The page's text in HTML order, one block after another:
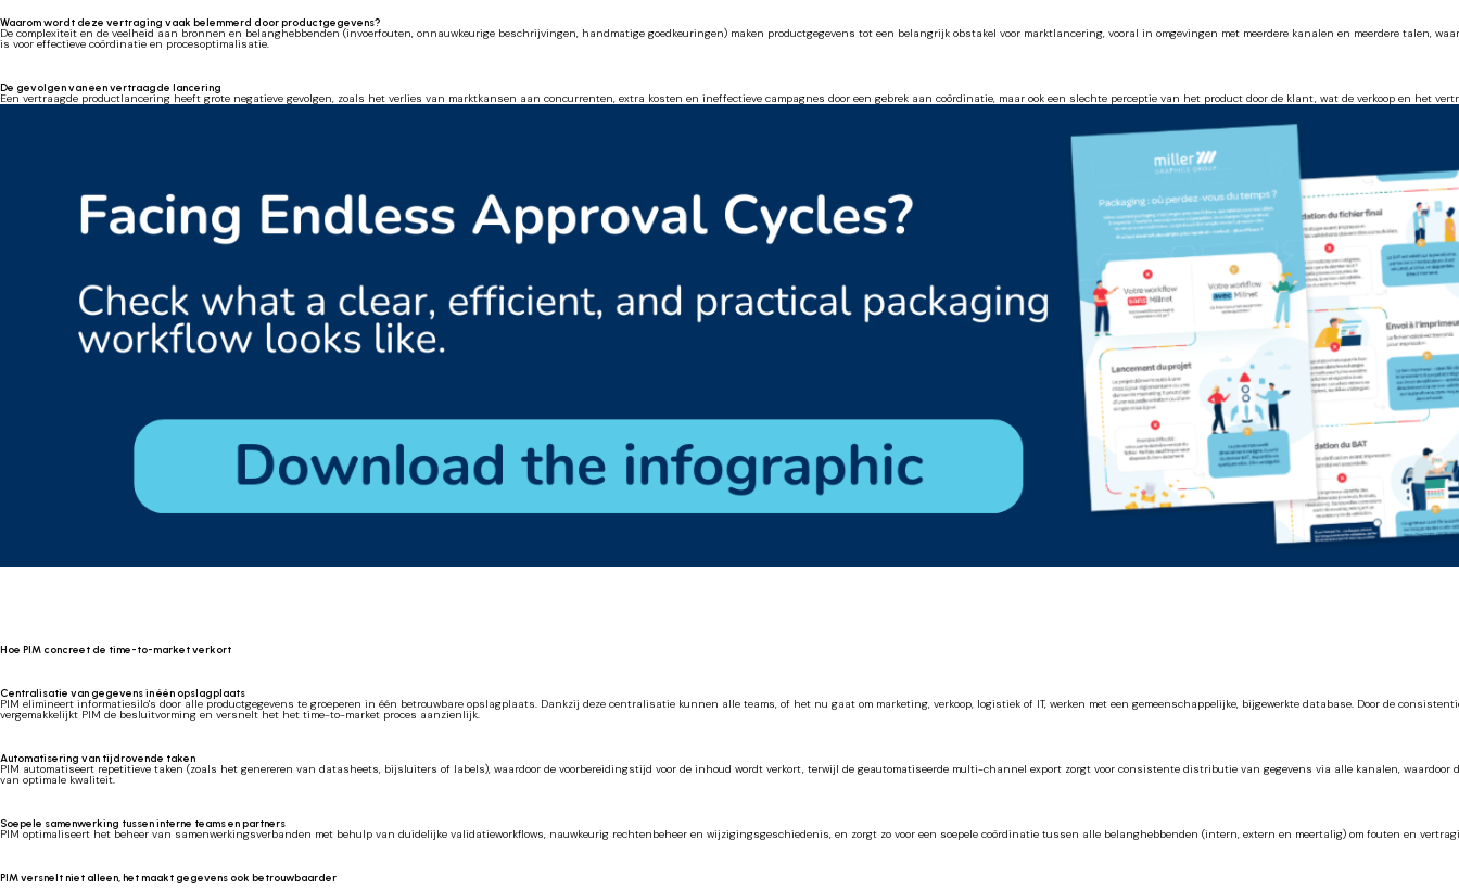
Waarom wordt deze vertraging vaak belemmerd door productgegevens?
De complexiteit en de veelheid aan bronnen en belanghebbenden (invoerfouten, onnauwkeurige beschrijvingen, handmatige goedkeuringen) maken productgegevens tot een belangrijk obstakel voor marktlancering, vooral in omgevingen met meerdere kanalen en meerdere talen,
is voor effectieve coördinatie en procesoptimalisatie.
De gevolgen van een vertraagde lancering
Een vertraagde productlancering heeft grote negatieve gevolgen, zoals het verlies van marktkansen aan concurrenten, extra kosten en ineffectieve campagnes door een gebrek aan coördinatie, maar ook een slechte perceptie van het product door de klant, wat de verkoop en het
Hoe PIM concreet de time-to-market verkort
Centralisatie van gegevens in één opslagplaats
PIM elimineert informatiesilo's door alle productgegevens te groeperen in één betrouwbare opslagplaats. Dankzij deze centralisatie kunnen alle teams, of het nu gaat om marketing, verkoop, logistiek of IT, werken met een gemeenschappelijke, bijgewerkte database. Door de
vergemakkelijkt PIM de besluitvorming en versnelt het het time-to-market proces aanzienlijk.
Automatisering van tijdrovende taken
PIM automatiseert repetitieve taken (zoals het genereren van datasheets, bijsluiters of labels), waardoor de voorbereidingstijd voor de inhoud wordt verkort, terwijl de geautomatiseerde multi-channel export zorgt voor consistente distributie van gegevens via alle kanalen, waardoor
van optimale kwaliteit.
Soepele samenwerking tussen interne teams en partners
PIM optimaliseert het beheer van samenwerkingsverbanden met behulp van duidelijke validatieworkflows, nauwkeurig rechtenbeheer en wijzigingsgeschiedenis, en zorgt zo voor een soepele coördinatie tussen alle belanghebbenden (intern, extern en meertalig) om fouten en
PIM versnelt niet alleen, het maakt gegevens ook betrouwbaarder